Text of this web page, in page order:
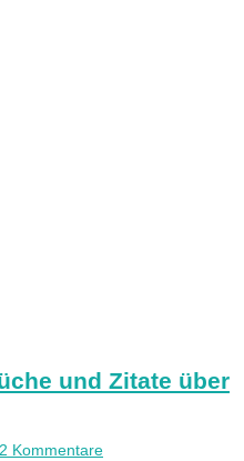
und Zitate über
2 Kommentare